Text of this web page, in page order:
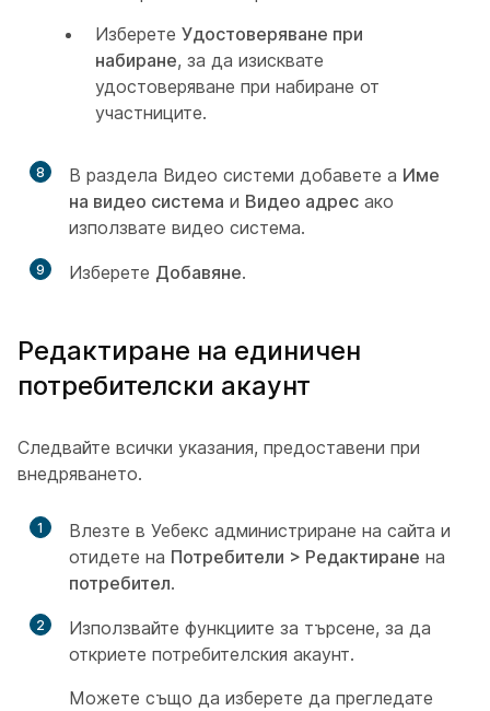
Изберете Удостоверяване при
набиране, за да изисквате
удостоверяване при набиране от
участниците.
8 В раздела Видео системи добавете a Име
на видео система и Видео адрес ако
използвате видео система.
9 Изберете Добавяне.
Редактиране на единичен
потребителски акаунт
Следвайте всички указания, предоставени при
внедряването.
1
Влезте в Уебекс администриране на сайта и
отидете на Потребители > Редактиране на
потребител.
2
Използвайте функциите за търсене, за да
откриете потребителския акаунт.
Можете също да изберете да прегледате